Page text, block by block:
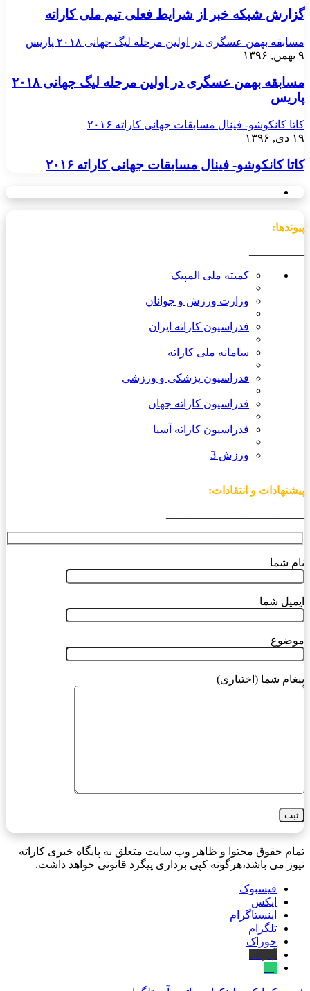
گزارش شبکه خبر از شرایط فعلی تیم ملی کاراته
مسابقه بهمن عسگری در اولین مرحله لیگ جهانی ۲۰۱۸ پاریس
۹ بهمن, ۱۳۹۶
مسابقه بهمن عسگری در اولین مرحله لیگ جهانی ۲۰۱۸
پاریس
کاتا کانکوشو- فینال مسابقات جهانی کاراته ۲۰۱۶
۱۹ دی, ۱۳۹۶
کاتا کانکوشو- فینال مسابقات جهانی کاراته ۲۰۱۶
پیوندها:
کمیته ملی المپیک
وزارت ورزش و جوانان
فدراسیون کاراته ایران
سامانه ملی کاراته
فدراسیون پزشکی و ورزشی
فدراسیون کاراته جهان
فدراسیون کاراته آسیا
ورزش 3
پیشنهادات و انتقادات:
نام شما
ایمیل شما
موضوع
پیغام شما (اختیاری)
تمام حقوق محتوا و ظاهر وب سایت متعلق به پایگاه خبری کاراته
نیوز می باشد،هرگونه کپی برداری پیگرد قانونی خواهد داشت.
فیسبوک
ایکس
اینستاگرام
تلگرام
خوراک